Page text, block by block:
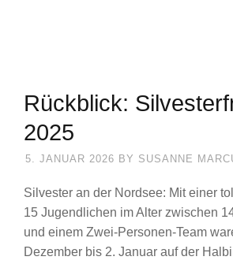
Rückblick:
2025
5. JANUAR 2026 BY SUSANNE
Silvester an der Nordsee: Mit einer
15 Jugendlichen im Alter zwischen
und einem Zwei-Personen-Team
Dezember bis 2. Januar auf der